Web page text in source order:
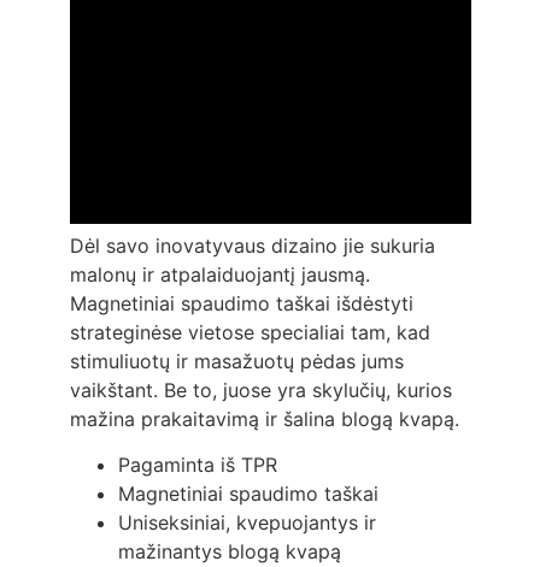
Dėl savo inovatyvaus dizaino jie sukuria
malonų ir atpalaiduojantį jausmą.
Magnetiniai spaudimo taškai išdėstyti
strateginėse vietose specialiai tam, kad
stimuliuotų ir masažuotų pėdas jums
vaikštant. Be to, juose yra skylučių, kurios
mažina prakaitavimą ir šalina blogą kvapą.
Pagaminta iš TPR
Magnetiniai spaudimo taškai
Uniseksiniai, kvepuojantys ir
mažinantys blogą kvapą